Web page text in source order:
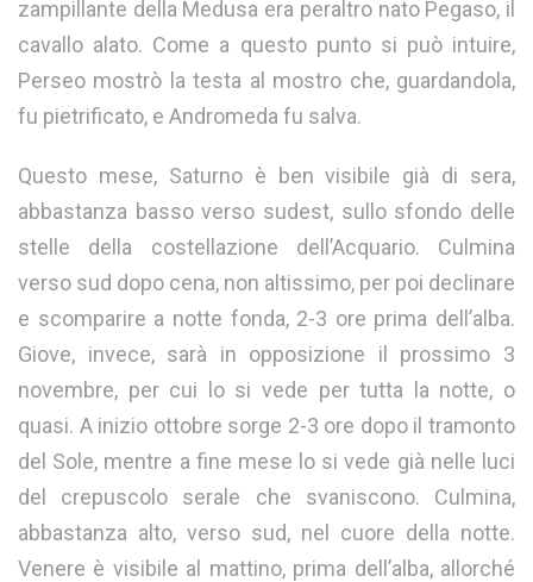
zampillante della Medusa era peraltro nato Pegaso, il
cavallo alato. Come a questo punto si può intuire,
Perseo mostrò la testa al mostro che, guardandola,
fu pietrificato, e Andromeda fu salva.
Questo mese, Saturno è ben visibile già di sera,
abbastanza basso verso sudest, sullo sfondo delle
stelle della costellazione dell’Acquario. Culmina
verso sud dopo cena, non altissimo, per poi declinare
e scomparire a notte fonda, 2-3 ore prima dell’alba.
Giove, invece, sarà in opposizione il prossimo 3
novembre, per cui lo si vede per tutta la notte, o
quasi. A inizio ottobre sorge 2-3 ore dopo il tramonto
del Sole, mentre a fine mese lo si vede già nelle luci
del crepuscolo serale che svaniscono. Culmina,
abbastanza alto, verso sud, nel cuore della notte.
Venere è visibile al mattino, prima dell’alba, allorché